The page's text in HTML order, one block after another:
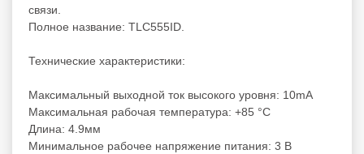
связи.
Полное название: TLC555ID.
Технические характеристики:
Максимальный выходной ток высокого уровня: 10mA
Максимальная рабочая температура: +85 °C
Длина: 4.9мм
Минимальное рабочее напряжение питания: 3 В